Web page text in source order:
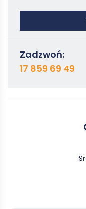
Zadzwoń:
17 859 69 49